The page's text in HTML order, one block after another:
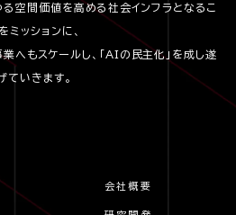
る空間価値を高める社会インフラとなるこ
ミッションに、
へもスケールし、「AIの民主化」を成し遂
ていきます。
会社概要